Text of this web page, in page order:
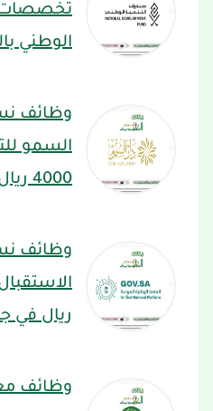
تخصصات
الوطني
وظائف
السمو
4000 ريال جدة
وظائف
ريال في
وظائف